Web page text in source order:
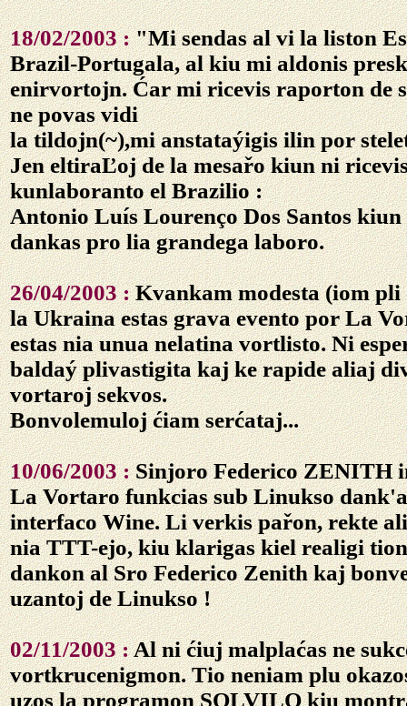
18/02/2003 :"Mi sendas al vi la liston
Brazil-Portugala, al kiu mi aldonis
enirvortojn. Ćar mi ricevis raporton de
ne povas vidi
la tildojn(~),mi anstataýigis ilin por
Jen eltiraĽoj de la mesařo kiun ni
kunlaboranto el Brazilio :
Antonio Luís Lourenço Dos Santoskiun
dankas pro lia grandega laboro.
26/04/2003 :Kvankam modesta (iom pli
la Ukraina estas grava evento por La
estas nia unua nelatina vortlisto. Ni
baldaý plivastigita kaj ke rapide aliaj
vortaroj sekvos.
Bonvolemuloj ćiam serćataj...
10/06/2003 :Sinjoro Federico ZENITH
La Vortaro funkcias sub Linukso
interfaco Wine. Li verkis pařon, rekte
nia TTT-ejo, kiu klarigas kiel realigi
dankon al Sro Federico Zenith kaj
uzantoj de Linukso !
02/11/2003 :Al ni ćiuj malplaćas ne
vortkrucenigmon. Tio neniam plu
uzos la programon SOLVILO kiu